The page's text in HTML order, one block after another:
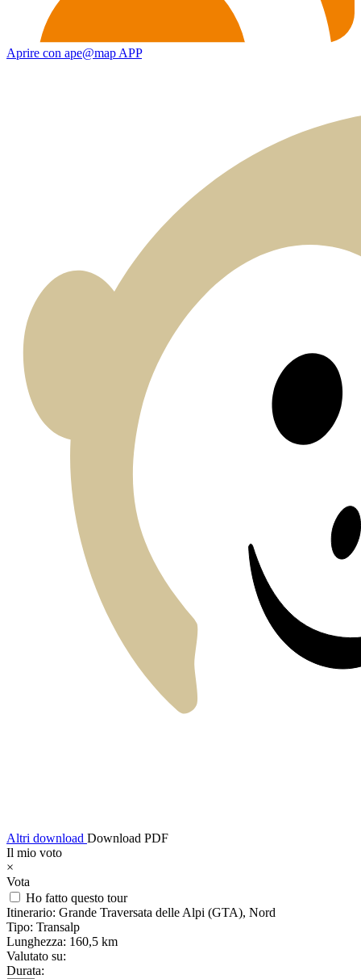
Aprire con ape@map APP
Altri download Download PDF
Il mio voto
×
Vota
Ho fatto questo tour
Itinerario: Grande Traversata delle Alpi (GTA), Nord
Tipo: Transalp
Lunghezza: 160,5 km
Valutato su:
Durata: